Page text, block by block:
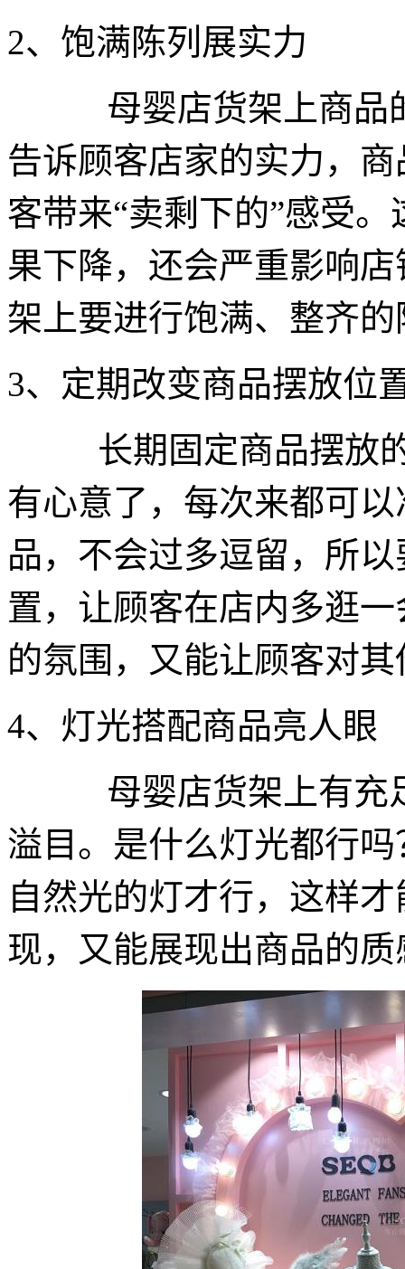
2、饱满陈列展实力
母婴店货架上商品
告诉顾客店家的实力，
客带来“卖剩下的”感受
果下降，还会严重影响
架上要进行饱满、整齐的
3、定期改变商品摆放位
长期固定商品摆放的
有心意了，每次来都可
品，不会过多逗留，所
置，让顾客在店内多逛
的氛围，又能让顾客对
4、灯光搭配商品亮人眼
母婴店货架上有充足
溢目。是什么灯光都行
自然光的灯才行，这样
现，又能展现出商品的质